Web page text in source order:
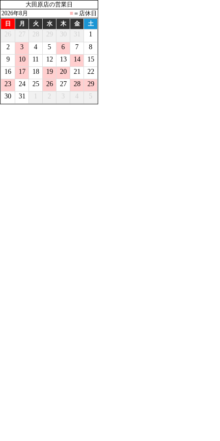
大田原店の営業日
2026年8月
■ ＝店休日
日
月 火 水 木 金 土
26 27 28 29 30 31
1
2
3 4 5 6 7
8
9
10 11 12 13 14
15
16
17 18 19 20 21
22
23
24 25 26 27 28
29
30
31 2 3 4 5